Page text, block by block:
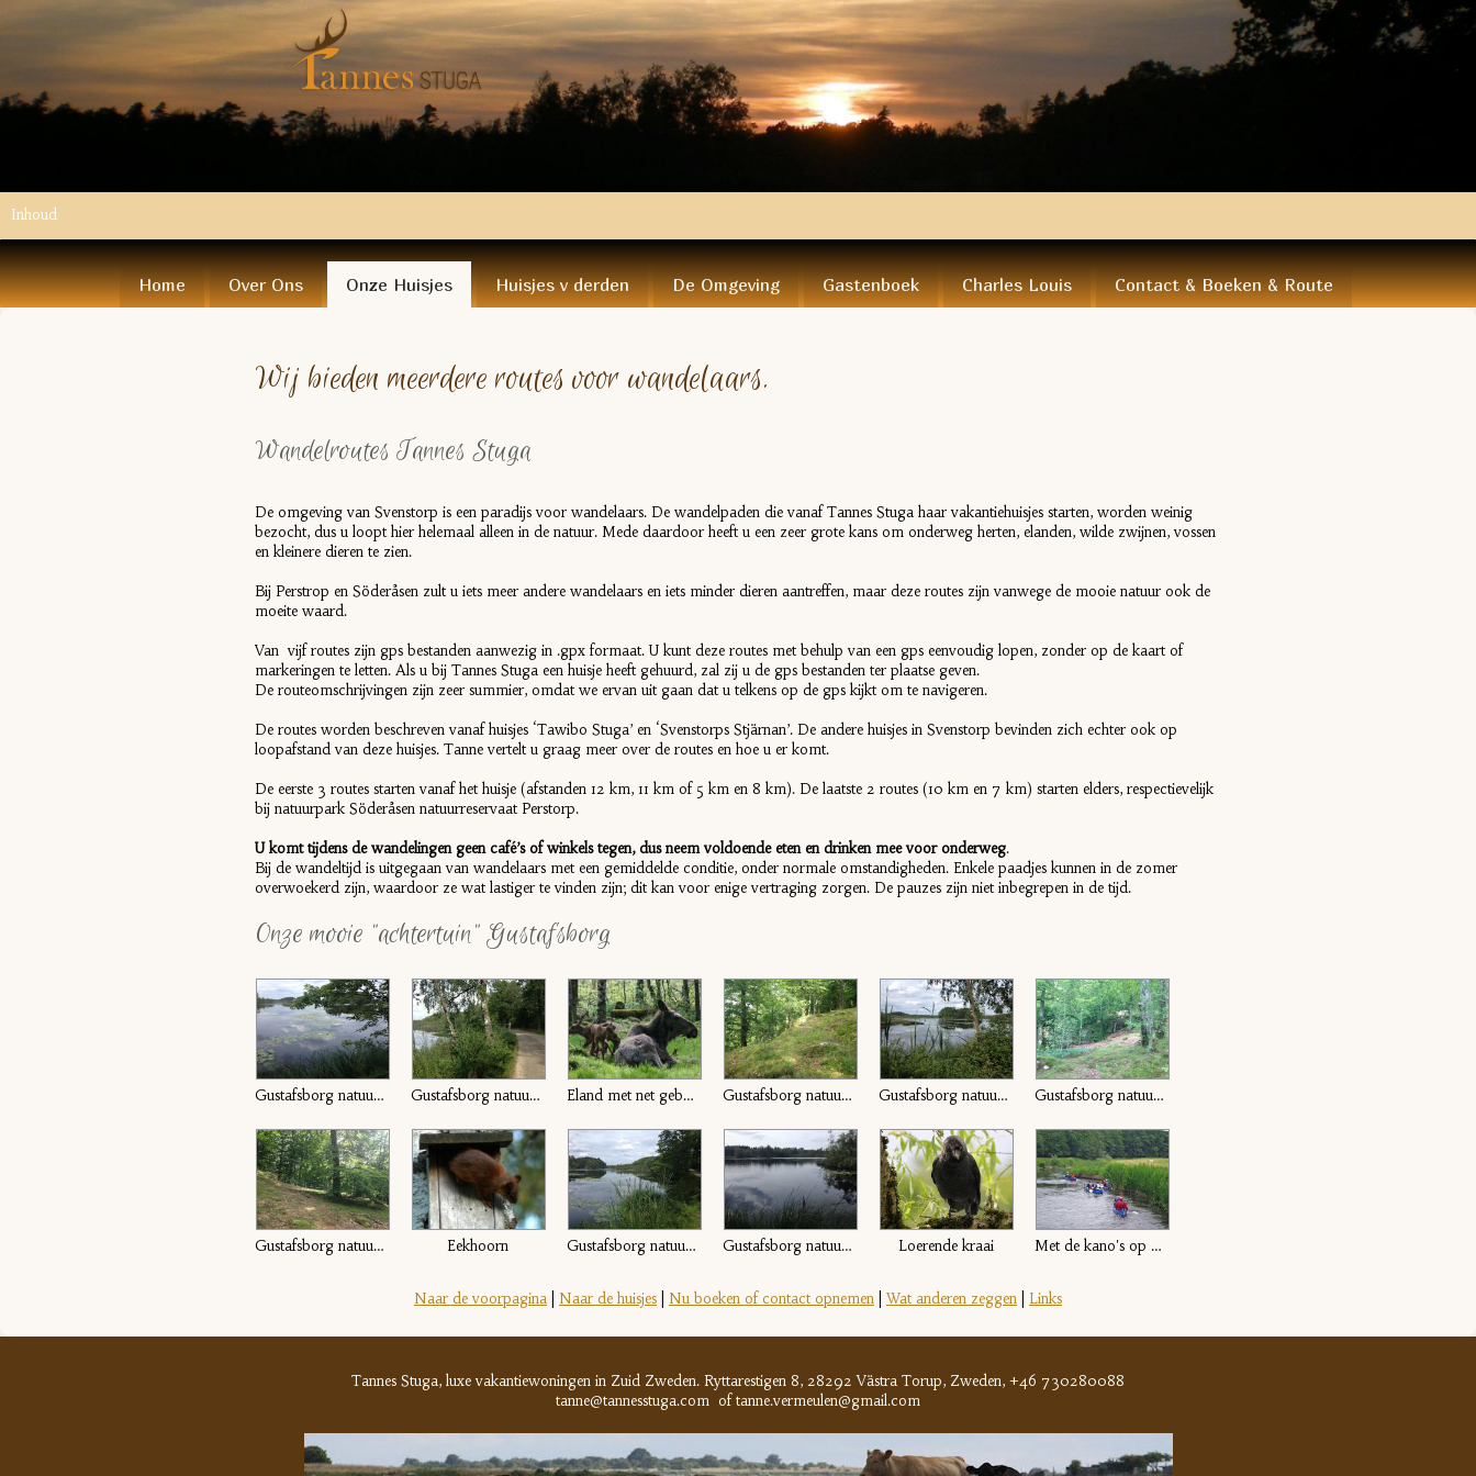
Inhoud
Home Over Ons Onze Huisjes Huisjes v derden De Omgeving Gastenboek Charles Louis Contact & Boeken & Route
Wij bieden meerdere routes voor wandelaars.
Wandelroutes Tannes Stuga
De omgeving van Svenstorp is een paradijs voor wandelaars. De wandelpaden die vanaf Tannes Stuga haar vakantiehuisjes starten, worden weinig
bezocht, dus u loopt hier helemaal alleen in de natuur. Mede daardoor heeft u een zeer grote kans om onderweg herten, elanden, wilde zwijnen, vossen
en kleinere dieren te zien.
Bij Perstrop en Söderåsen zult u iets meer andere wandelaars en iets minder dieren aantreffen, maar deze routes zijn vanwege de mooie natuur ook de
moeite waard.
Van vijf routes zijn gps bestanden aanwezig in .gpx formaat. U kunt deze routes met behulp van een gps eenvoudig lopen, zonder op de kaart of
markeringen te letten. Als u bij Tannes Stuga een huisje heeft gehuurd, zal zij u de gps bestanden ter plaatse geven.
De routeomschrijvingen zijn zeer summier, omdat we ervan uit gaan dat u telkens op de gps kijkt om te navigeren.
De routes worden beschreven vanaf huisjes ‘Tawibo Stuga’ en ‘Svenstorps Stjärnan’. De andere huisjes in Svenstorp bevinden zich echter ook op
loopafstand van deze huisjes. Tanne vertelt u graag meer over de routes en hoe u er komt.
De eerste 3 routes starten vanaf het huisje (afstanden 12 km, 11 km of 5 km en 8 km). De laatste 2 routes (10 km en 7 km) starten elders, respectievelijk
bij natuurpark Söderåsen natuurreservaat Perstorp.
U komt tijdens de wandelingen geen café’s of winkels tegen, dus neem voldoende eten en drinken mee voor onderweg.
Bij de wandeltijd is uitgegaan van wandelaars met een gemiddelde conditie, onder normale omstandigheden. Enkele paadjes kunnen in de zomer
overwoekerd zijn, waardoor ze wat lastiger te vinden zijn; dit kan voor enige vertraging zorgen. De pauzes zijn niet inbegrepen in de tijd.
Onze mooie "achtertuin" Gustafsborg
Gustafsborg natuurgebied Gustafsborg natuurgebied Eland met net geboren jongen Gustafsborg natuurgebied Gustafsborg natuurgebied Gustafsborg natuurgebied
Gustafsborg natuurgebied Eekhoorn Gustafsborg natuurgebied Gustafsborg natuurgebied Loerende kraai Met de kano's op pad
Naar de voorpagina Naar de huisjes Nu boeken of contact opnemen Wat anderen zeggen Links
Tannes Stuga, luxe vakantiewoningen in Zuid Zweden. Ryttarestigen 8, 28292Västra Torup, Zweden, +46 730280088
tanne@tannesstuga.com of tanne.vermeulen@gmail.com